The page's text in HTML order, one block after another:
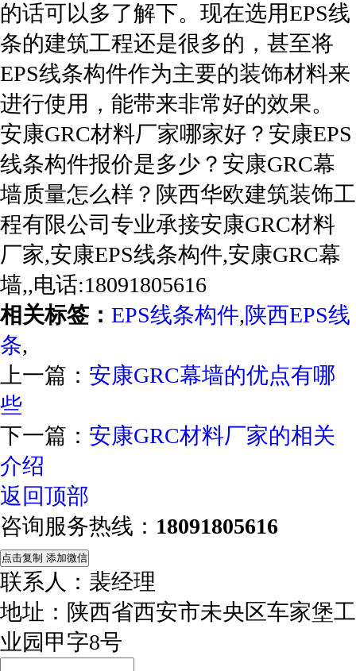
的话可以多了解下。现在选用EPS线
条的建筑工程还是很多的，甚至将
EPS线条构件作为主要的装饰材料来
进行使用，能带来非常好的效果。
安康GRC材料厂家哪家好？安康EPS
线条构件报价是多少？安康GRC幕
墙质量怎么样？陕西华欧建筑装饰工
程有限公司专业承接安康GRC材料
厂家,安康EPS线条构件,安康GRC幕
墙,,电话:18091805616
相关标签： EPS线条构件,陕西EPS线
条,
上一篇： 安康GRC幕墙的优点有哪
些
下一篇： 安康GRC材料厂家的相关
介绍
返回顶部
咨询服务热线： 18091805616
点击复制 添加微信
联系人：裴经理
地址：陕西省西安市未央区车家堡工
业园甲字8号